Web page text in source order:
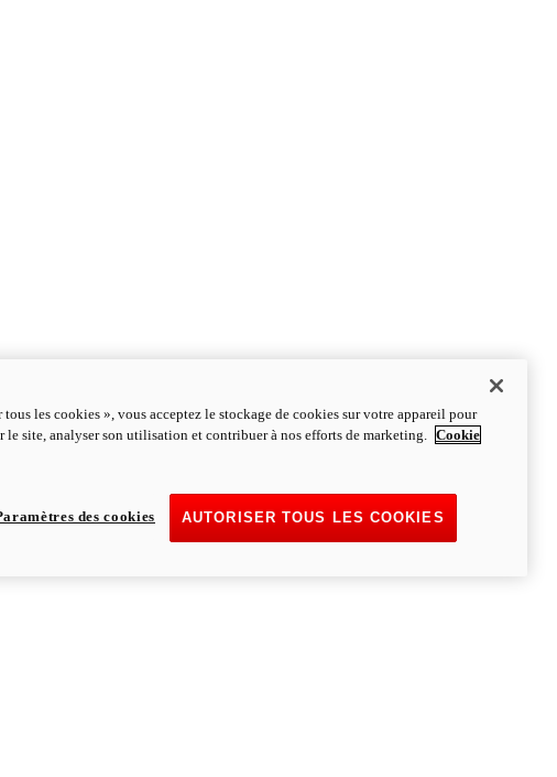
les cookies », vous acceptez le stockage de cookies sur votre appareil pour
le site, analyser son utilisation et contribuer à nos efforts de marketing. Cookie
AUTORISER TOUS LES COOKIES
des cookies